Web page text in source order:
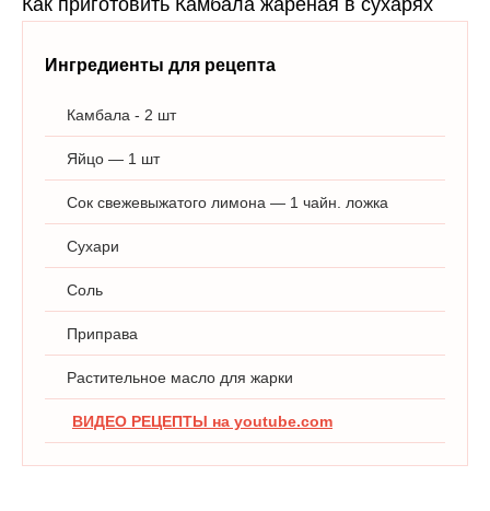
Ингредиенты для рецепта
Камбала - 2 шт
Яйцо — 1 шт
Сок свежевыжатого лимона — 1 чайн. ложка
Сухари
Соль
Приправа
Растительное масло для жарки
ВИДЕО РЕЦЕПТЫ на youtube.com